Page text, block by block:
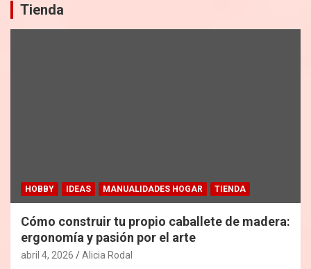
Tienda
HOBBY IDEAS MANUALIDADES HOGAR TIENDA
Cómo construir tu propio caballete de madera:
ergonomía y pasión por el arte
abril 4, 2026 Alicia Rodal